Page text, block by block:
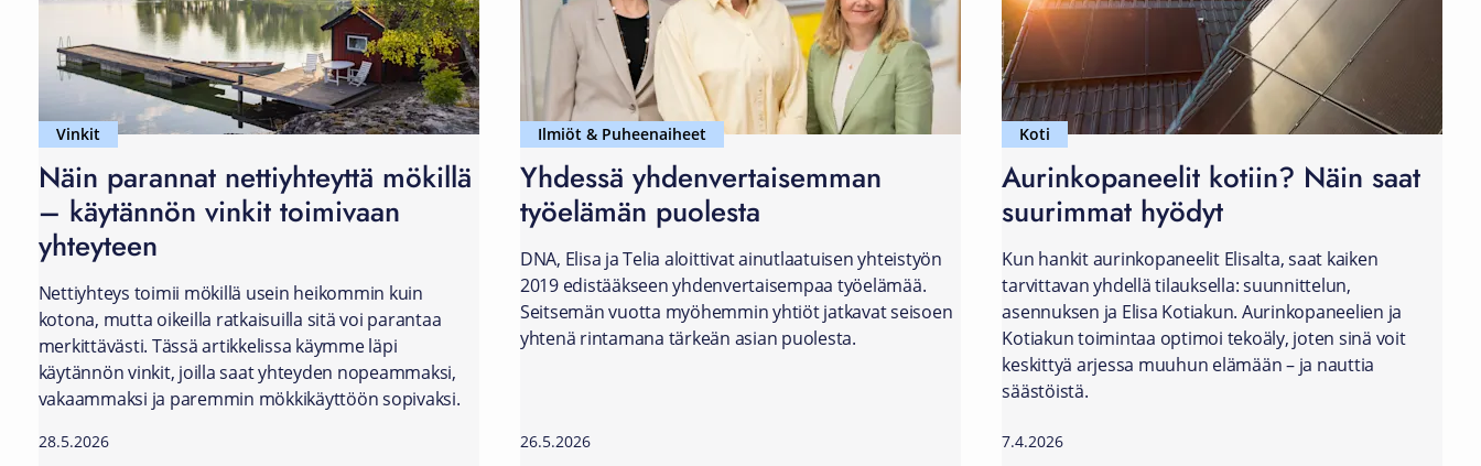
Vinkit
Näin parannat nettiyhteyttä mökillä
– käytännön vinkit toimivaan
yhteyteen
Nettiyhteys toimii mökillä usein heikommin kuin
kotona, mutta oikeilla ratkaisuilla sitä voi parantaa
merkittävästi. Tässä artikkelissa käymme läpi
käytännön vinkit, joilla saat yhteyden nopeammaksi,
vakaammaksi ja paremmin mökkikäyttöön sopivaksi.
28.5.2026
Ilmiöt & Puheenaiheet
Yhdessä yhdenvertaisemman
työelämän puolesta
DNA, Elisa ja Telia aloittivat ainutlaatuisen yhteistyön
2019 edistääkseen yhdenvertaisempaa työelämää.
Seitsemän vuotta myöhemmin yhtiöt jatkavat seisoen
yhtenä rintamana tärkeän asian puolesta.
26.5.2026
Koti
Aurinkopaneelit kotiin? Näin saat
suurimmat hyödyt
Kun hankit aurinkopaneelit Elisalta, saat kaiken
tarvittavan yhdellä tilauksella: suunnittelun,
asennuksen ja Elisa Kotiakun. Aurinkopaneelien ja
Kotiakun toimintaa optimoi tekoäly, joten sinä voit
keskittyä arjessa muuhun elämään – ja nauttia
säästöistä.
7.4.2026